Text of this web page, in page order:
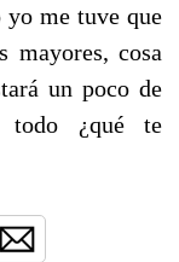
yo me tuve que
mayores, cosa
un poco de
todo ¿qué te